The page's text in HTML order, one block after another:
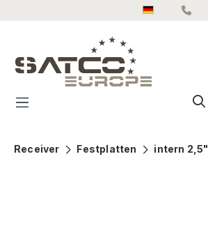
Zum Hauptinhalt springen
Receiver Festplatten intern 2,5"